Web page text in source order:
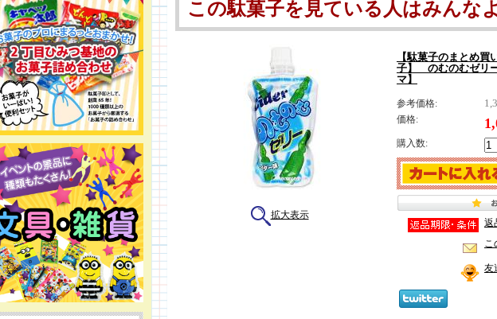
この駄菓子を見ている人はみんな
拡大表示
【駄菓子のまとめ
子】 のむのむゼリ
マ】
参考価格:
価格:
購入数:
返
こ
友